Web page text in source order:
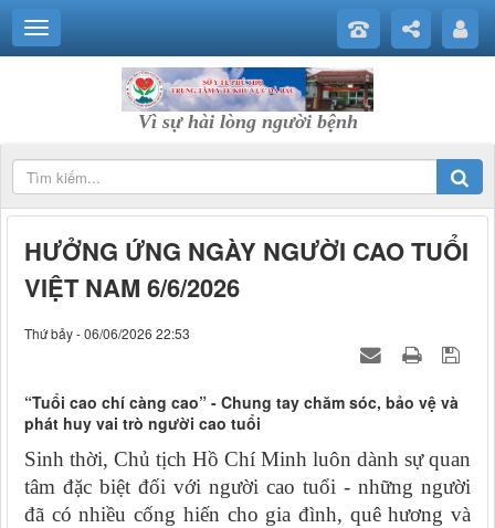
Vì sự hài lòng người bệnh
HƯỞNG ỨNG NGÀY NGƯỜI CAO TUỔI
VIỆT NAM 6/6/2026
Thứ bảy - 06/06/2026 22:53
“Tuổi cao chí càng cao” - Chung tay chăm sóc, bảo vệ và
phát huy vai trò người cao tuổi
Sinh thời, Chủ tịch Hồ Chí Minh luôn dành sự quan
tâm đặc biệt đối với người cao tuổi - những người
đã có nhiều cống hiến cho gia đình, quê hương và